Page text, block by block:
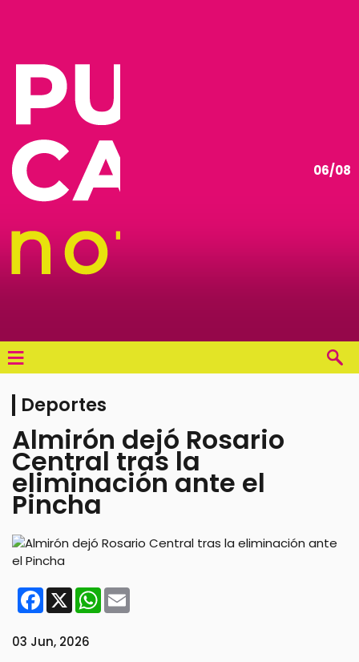
06/08
≡
Deportes
Almirón dejó Rosario
Central tras la
eliminación ante el
Pincha
Facebook
X WhatsApp
Email
03 Jun, 2026